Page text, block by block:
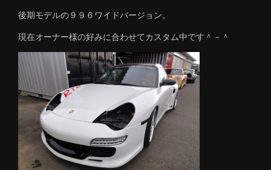
後期モデルの９９６ワイドバージョン。
現在オーナー様の好みに合わせてカスタム中です＾－＾